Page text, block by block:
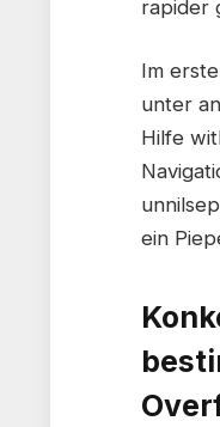
rapider
Im
unter
Hilfe
ein